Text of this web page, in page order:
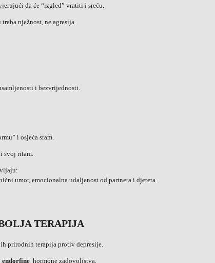
da će “izgled” vratiti i sreću.
nježnost, ne agresija.
i bezvrijednosti.
i osjeća sram.
svoj ritam.
umor, emocionalna udaljenost od partnera i djeteta.
TERAPIJA
prirodnih terapija protiv depresije.
endorfine hormone zadovoljstva.